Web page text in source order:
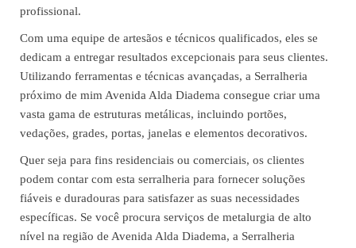
profissional.
Com uma equipe de artesãos e técnicos qualificados, eles se
dedicam a entregar resultados excepcionais para seus clientes.
Utilizando ferramentas e técnicas avançadas, a Serralheria
próximo de mim Avenida Alda Diadema consegue criar uma
vasta gama de estruturas metálicas, incluindo portões,
vedações, grades, portas, janelas e elementos decorativos.
Quer seja para fins residenciais ou comerciais, os clientes
podem contar com esta serralheria para fornecer soluções
fiáveis ​​e duradouras para satisfazer as suas necessidades
específicas. Se você procura serviços de metalurgia de alto
nível na região de Avenida Alda Diadema, a Serralheria